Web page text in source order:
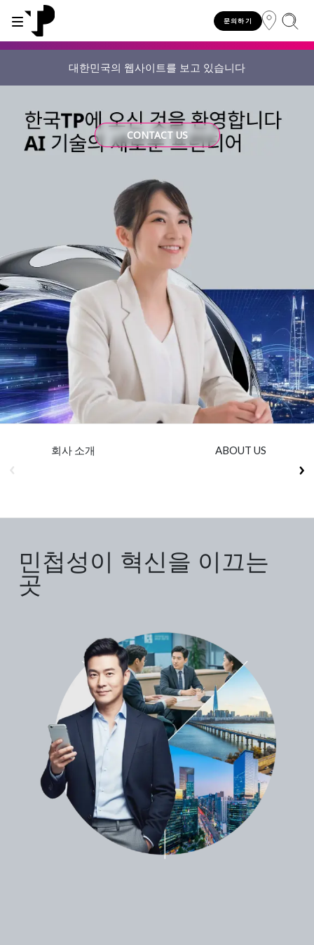
문의하기
WHY TP?
About TP
Innovative partners
Awards and recognition
Security and process excellence
Newsroom
SERVICES
AI solutions
Consulting services
Specialized services
Our delivery models
INDUSTRIES
Automotive
Banking and financial services
Energy and utilities
Government
Healthcare
Insurance
Media
Retail and e-commerce
Technology
Travel, hospitality, and cargo
INSIGHTS
TP.ai Talks Videocast
TP.ai Think Tank
Reports
Infographic
CAREERS
Our values and philosophy
Choose TP
SUSTAINABILITY
Our vision
Our responsibilities
Group policies
INVESTORS
Investors homepage
Stock information
Investor information
Publications and events
Individual shareholders
대한민국의 웹사이트를 보고 있습니다
CONTACT US
회사 소개 ABOUT US
민첩성이 혁신을 이끄는
곳